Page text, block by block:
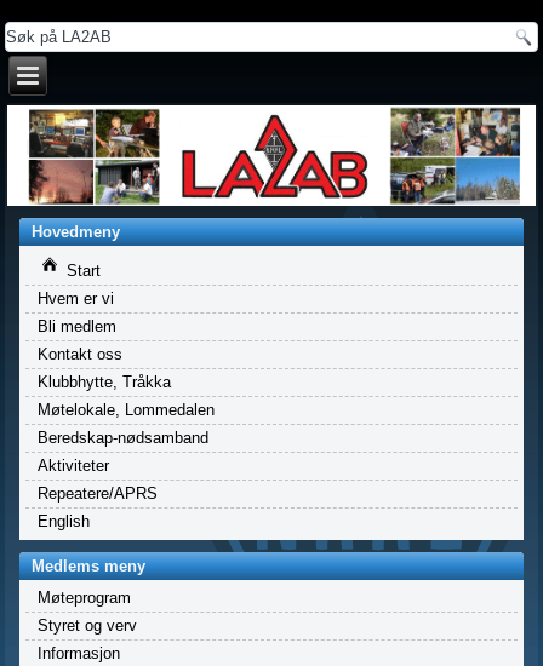
Hovedmeny
Start
Hvem er vi
Bli medlem
Kontakt oss
Klubbhytte, Tråkka
Møtelokale, Lommedalen
Beredskap-nødsamband
Aktiviteter
Repeatere/APRS
English
Medlems meny
Møteprogram
Styret og verv
Informasjon